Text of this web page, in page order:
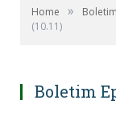
Home »
(10.11)
Boletim